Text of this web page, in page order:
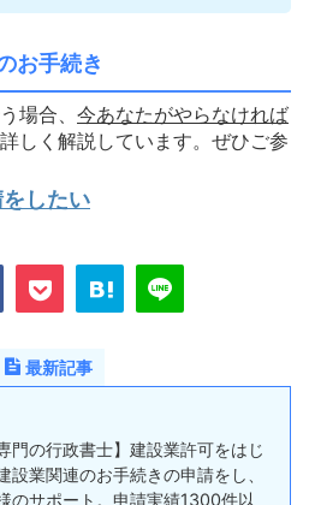
お手続き
場合、 今あなたがやらなければ
しく解説しています。ぜひご参
したい
最新記事
門の行政書士】建設業許可をはじ
設業関連のお手続きの申請をし、
のサポート。申請実績1300件以